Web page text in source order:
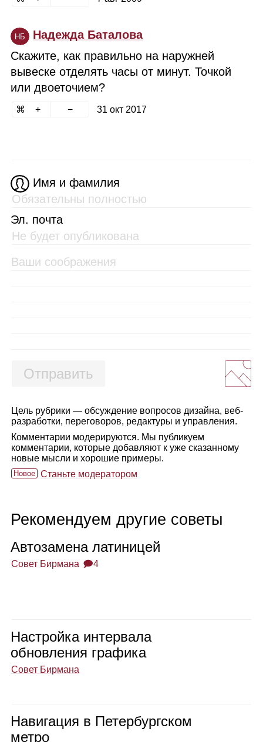
НБ
Надежда Баталова
Скажите, как правильно на наружней
вывеске отделять часы от минут. Точкой
или двоеточием?
31 окт 2017
Имя и фамилия
Эл. почта
Отправить
Цель рубрики — обсуждение вопросов дизайна, веб-
разработки, переговоров, редактуры и управления.
Комментарии модерируются. Мы публикуем
комментарии, которые добавляют к уже сказанному
новые мысли и хорошие примеры.
Новое Станьте модератором
Рекомендуем другие советы
Авто­за­мена лати­ни­цей
Совет Бирмана 🗩4
Настройка интер­вала
обнов­ле­ния гра­фика
Совет Бирмана
Нави­га­ция в Петер­бург­ском
метро